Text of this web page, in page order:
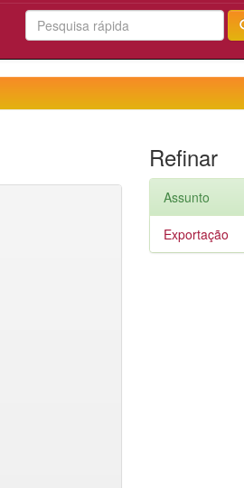
Refinar
Assunto
Exportação